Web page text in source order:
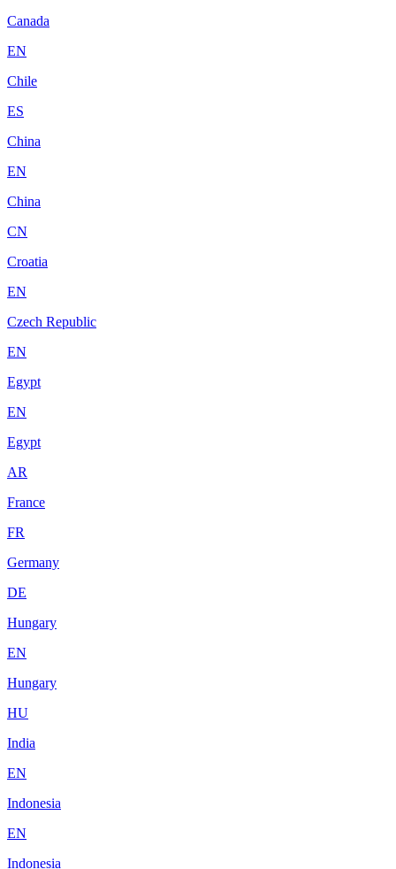
Canada
EN
Chile
ES
China
EN
China
CN
Croatia
EN
Czech Republic
EN
Egypt
EN
Egypt
AR
France
FR
Germany
DE
Hungary
EN
Hungary
HU
India
EN
Indonesia
EN
Indonesia